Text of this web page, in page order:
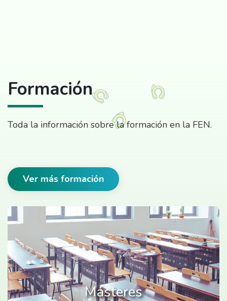
Formación
Toda la información sobre la formación en la FEN.
Ver más formación
Másteres